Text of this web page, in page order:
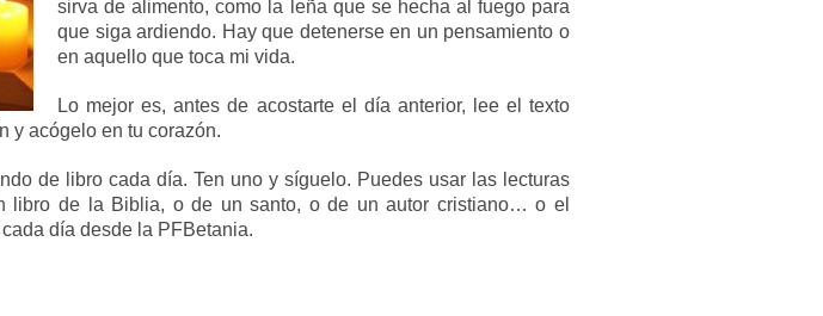
sirva de alimento, como la leña que se hecha al fuego para
que siga ardiendo. Hay que detenerse en un pensamiento o
en aquello que toca mi vida.
Lo mejor es, antes de acostarte el día anterior, lee el texto
y acógelo en tu corazón.
de libro cada día. Ten uno y síguelo. Puedes usar las lecturas
libro de la Biblia, o de un santo, o de un autor cristiano… o el
día desde la PFBetania.